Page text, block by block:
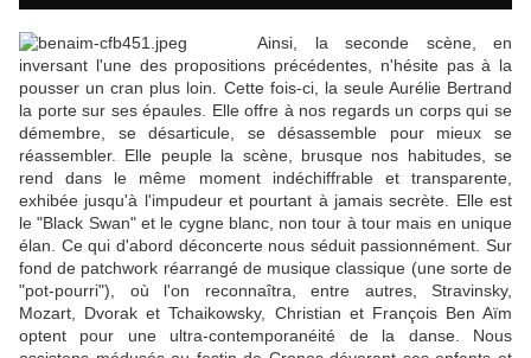
Ainsi, la seconde scène, en
inversant l'une des propositions précédentes, n'hésite pas à la
pousser un cran plus loin. Cette fois-ci, la seule Aurélie Bertrand
la porte sur ses épaules. Elle offre à nos regards un corps qui se
démembre, se désarticule, se désassemble pour mieux se
réassembler. Elle peuple la scène, brusque nos habitudes, se
rend dans le même moment indéchiffrable et transparente,
exhibée jusqu'à l'impudeur et pourtant à jamais secrète. Elle est
le "Black Swan" et le cygne blanc, non tour à tour mais en unique
élan. Ce qui d'abord déconcerte nous séduit passionnément. Sur
fond de patchwork réarrangé de musique classique (une sorte de
"pot-pourri"), où l'on reconnaîtra, entre autres, Stravinsky,
Mozart, Dvorak et Tchaikowsky, Christian et François Ben Aïm
optent pour une ultra-contemporanéité de la danse. Nous